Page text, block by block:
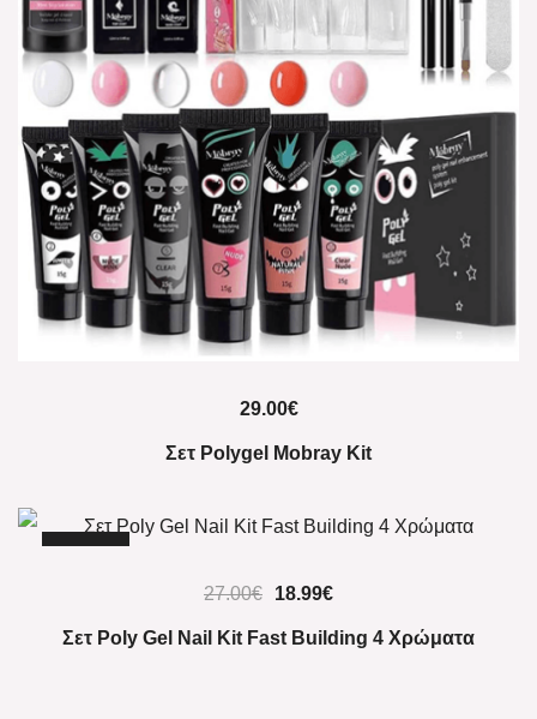
29.00€
Σετ Polygel Mobray Kit
-30%
27.00€ 18.99€
Σετ Poly Gel Nail Kit Fast Building 4 Χρώματα